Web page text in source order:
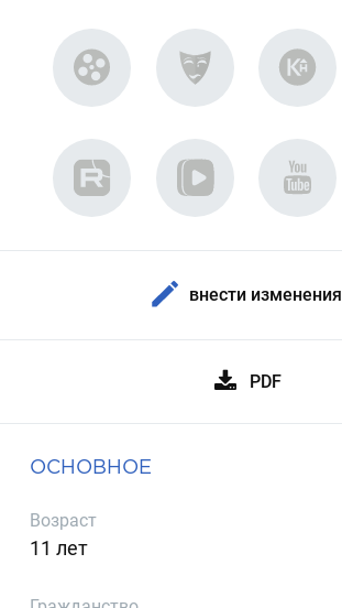
внести изменения
PDF
ОСНОВНОЕ
Возраст
11 лет